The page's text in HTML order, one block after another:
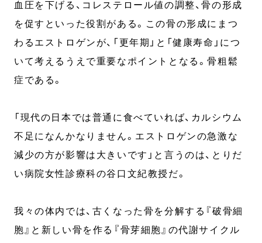
血圧を下げる、コレステロール値の調整、骨の形成
を促すといった役割がある。この骨の形成にまつ
わるエストロゲンが、「更年期」と「健康寿命」につ
いて考えるうえで重要なポイントとなる。骨粗鬆
症である。
「現代の日本では普通に食べていれば、カルシウム
不足になんかなりません。エストロゲンの急激な
減少の方が影響は大きいです」と言うのは、とりだ
い病院女性診療科の谷口文紀教授だ。
我々の体内では、古くなった骨を分解する『破骨細
胞』と新しい骨を作る『骨芽細胞』の代謝サイクル